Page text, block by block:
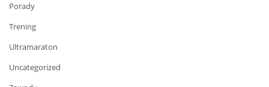
Porady
Trening
Ultramaraton
Uncategorized